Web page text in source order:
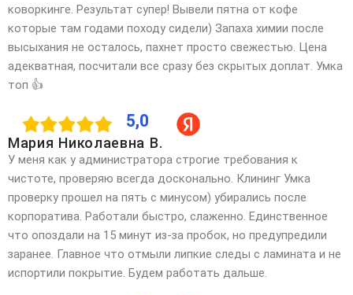
коворкинге. Результат супер! Вывели пятна от кофе
которые там годами походу сидели) Запаха химии после
высыхания не осталось, пахнет просто свежестью. Цена
адекватная, посчитали все сразу без скрытых доплат. Умка
топ 👍
5,0
Мария Николаевна В.
У меня как у администратора строгие требования к
чистоте, проверяю всегда досконально. Клининг Умка
проверку прошел на пять с минусом) убирались после
корпоратива. Работали быстро, слаженно. Единственное
что опоздали на 15 минут из-за пробок, но предупредили
заранее. Главное что отмыли липкие следы с ламината и не
испортили покрытие. Будем работать дальше.